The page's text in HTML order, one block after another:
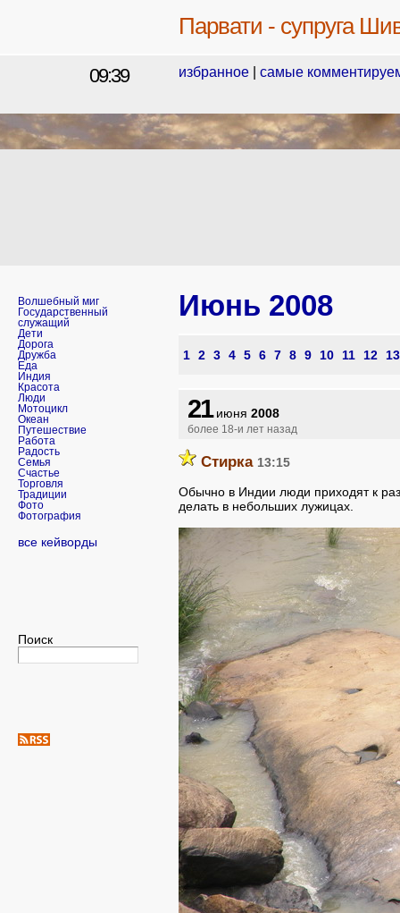
Парвати - супруга
09:39 избранное самые
Волшебный миг
Государственный
служащий
Дети
Дорога
Дружба
Еда
Индия
Красота
Люди
Мотоцикл
Океан
Путешествие
Работа
Радость
Семья
Счастье
Торговля
Традиции
Фото
Фотография
все кейворды
Поиск
Июнь 2008
1 2 3 4 5 6 7 8 9 10 11 12 13
21июня 2008
более 18-и лет назад
Стирка 13:15
Обычно в Индии люди приходят к
делать в небольших лужицах.